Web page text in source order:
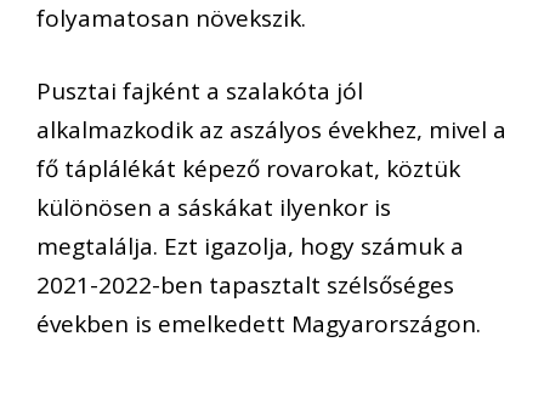
folyamatosan növekszik.
Pusztai fajként a szalakóta jól
alkalmazkodik az aszályos évekhez, mivel a
fő táplálékát képező rovarokat, köztük
különösen a sáskákat ilyenkor is
megtalálja. Ezt igazolja, hogy számuk a
2021-2022-ben tapasztalt szélsőséges
években is emelkedett Magyarországon.